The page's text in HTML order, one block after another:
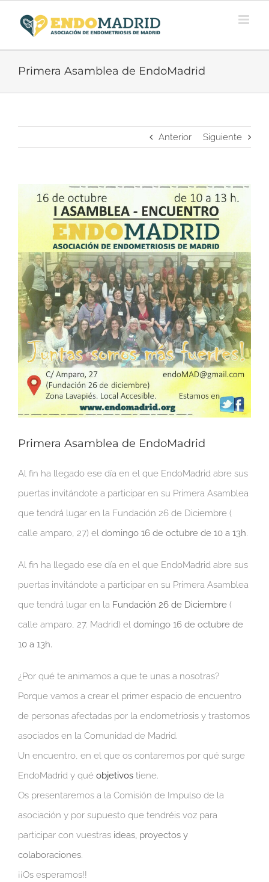
contenido
Primera Asamblea de EndoMadrid
Anterior Siguiente
imagen
grande
Primera Asamblea de EndoMadrid
Al fin ha llegado ese día en el que EndoMadrid abre sus
puertas invitándote a participar en su Primera Asamblea
que tendrá lugar en la Fundación 26 de Diciembre (
calle amparo, 27) el domingo 16 de octubre de 10 a 13h.
Al fin ha llegado ese día en el que EndoMadrid abre sus
puertas invitándote a participar en su Primera Asamblea
que tendrá lugar en la Fundación 26 de Diciembre (
calle amparo, 27. Madrid) el domingo 16 de octubre de
10 a 13h.
¿Por qué te animamos a que te unas a nosotras?
Porque vamos a crear el primer espacio de encuentro
de personas afectadas por la endometriosis y trastornos
asociados en la Comunidad de Madrid.
Un encuentro, en el que os contaremos por qué surge
EndoMadrid y qué objetivos tiene.
Os presentaremos a la Comisión de Impulso de la
asociación y por supuesto que tendréis voz para
participar con vuestras ideas, proyectos y
colaboraciones.
¡¡Os esperamos!!